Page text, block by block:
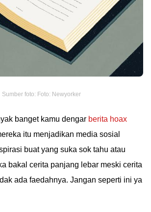
Sumber foto: Foto: Newyorker
banget kamu dengar berita hoax
itu menjadikan media sosial
buat yang suka sok tahu atau
bakal cerita panjang lebar meski cerita
ada faedahnya. Jangan seperti ini ya